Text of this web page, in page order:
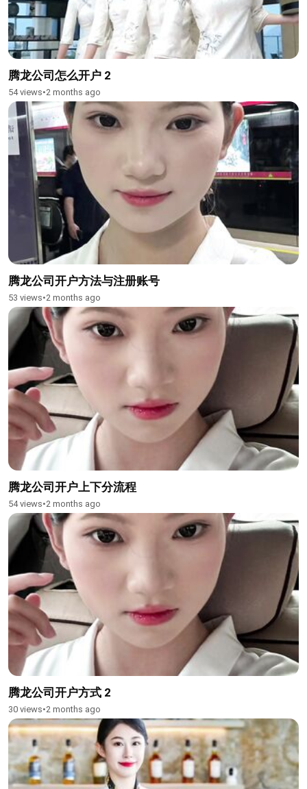
腾龙公司怎么开户 2
54 views•2 months ago
腾龙公司开户方法与注册账号
53 views•2 months ago
腾龙公司开户上下分流程
54 views•2 months ago
腾龙公司开户方式 2
30 views•2 months ago